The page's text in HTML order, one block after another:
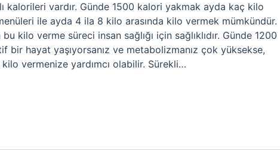
kalorileri vardır. Günde 1500 kalori yakmak ayda kaç kilo
ile ayda 4 ila 8 kilo arasında kilo vermek mümkündür.
kilo verme süreci insan sağlığı için sağlıklıdır. Günde 1200
hayat yaşıyorsanız ve metabolizmanız çok yüksekse,
vermenize yardımcı olabilir. Sürekli…